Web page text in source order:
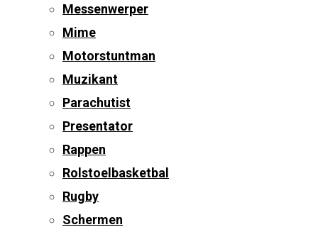
Messenwerper
Mime
Motorstuntman
Muzikant
Parachutist
Presentator
Rappen
Rolstoelbasketbal
Rugby
Schermen